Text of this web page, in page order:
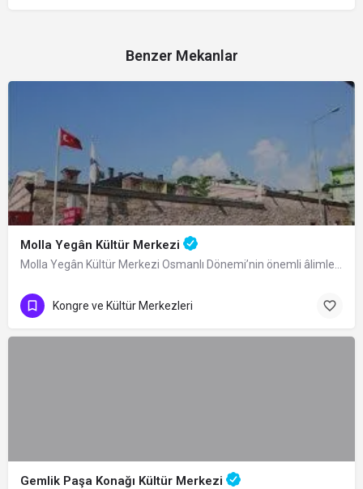
Benzer Mekanlar
Molla Yegân Kültür Merkezi
Kongre ve Kültür Merkezleri
Gemlik Paşa Konağı Kültür Merkezi